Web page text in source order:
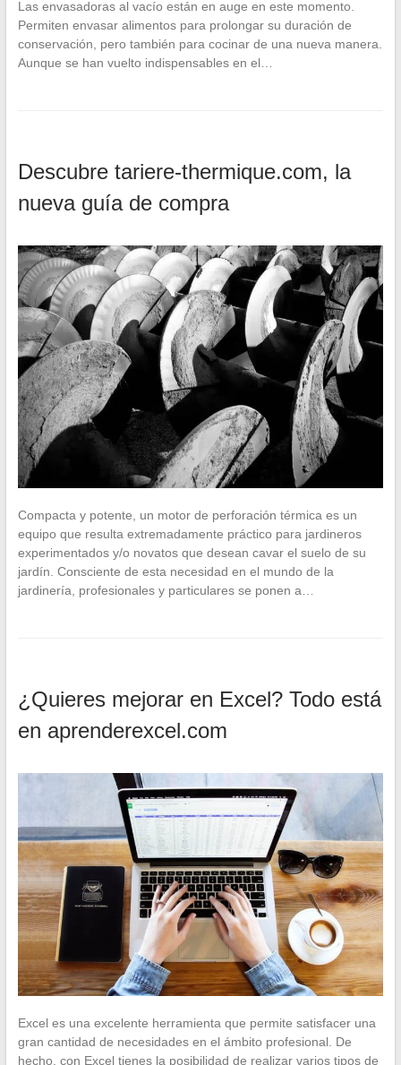
Las envasadoras al vacío están en auge en este momento.
Permiten envasar alimentos para prolongar su duración de
conservación, pero también para cocinar de una nueva manera.
Aunque se han vuelto indispensables en el…
Descubre tariere-thermique.com, la
nueva guía de compra
Compacta y potente, un motor de perforación térmica es un
equipo que resulta extremadamente práctico para jardineros
experimentados y/o novatos que desean cavar el suelo de su
jardín. Consciente de esta necesidad en el mundo de la
jardinería, profesionales y particulares se ponen a…
¿Quieres mejorar en Excel? Todo está
en aprenderexcel.com
Excel es una excelente herramienta que permite satisfacer una
gran cantidad de necesidades en el ámbito profesional. De
hecho, con Excel tienes la posibilidad de realizar varios tipos de